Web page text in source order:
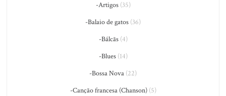
-Artigos(35)
-Balaio de gatos (36)
-Bálcãs(4)
-Blues(14)
-Bossa Nova (22)
-Canção francesa (Chanson)(5)